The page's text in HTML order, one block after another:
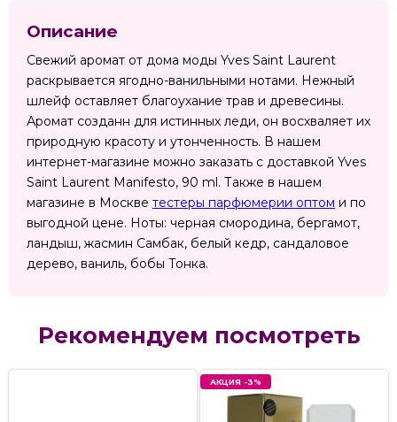
Описание
Свежий аромат от дома моды Yves Saint Laurent
раскрывается ягодно-ванильными нотами. Нежный
шлейф оставляет благоухание трав и древесины.
Аромат созданн для истинных леди, он восхваляет их
природную красоту и утонченность. В нашем
интернет-магазине можно заказать с доставкой Yves
Saint Laurent Manifesto, 90 ml. Также в нашем
магазине в Москве тестеры парфюмерии оптом и по
выгодной цене. Ноты: черная смородина, бергамот,
ландыш, жасмин Самбак, белый кедр, сандаловое
дерево, ваниль, бобы Тонка.
Рекомендуем посмотреть
АКЦИЯ -3%